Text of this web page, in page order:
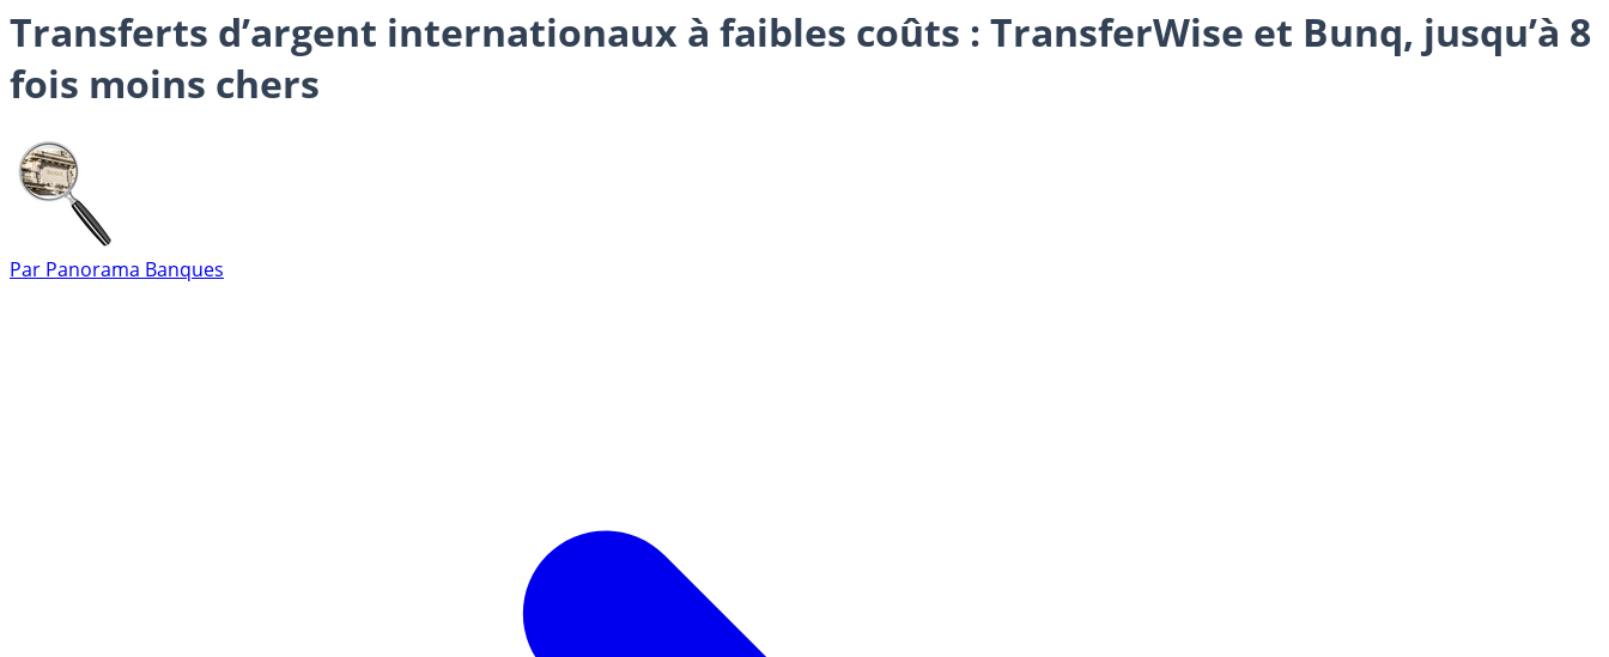
Transferts d’argent internationaux à faibles coûts : TransferWise et Bunq, jusqu’à 8
fois moins chers
Par Panorama Banques